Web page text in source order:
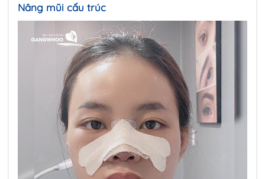
Nâng mũi cấu trúc